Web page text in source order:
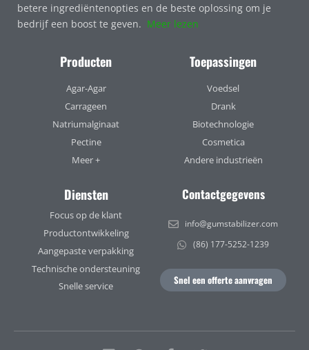
betere ingrediëntenopties en de beste oplossing om je
bedrijf een boost te geven. Meer lezen
Producten
Agar-Agar
Carrageen
Natriumalginaat
Pectine
Meer +
Toepassingen
Voedsel
Drank
Biotechnologie
Cosmetica
Andere industrieën
Diensten
Focus op de klant
Productontwikkeling
Aangepaste verpakking
Technische ondersteuning
Snelle service
Contactgegevens
info@gumstabilizer.com
(86) 177-5252-1239
Snel een offerte aanvragen